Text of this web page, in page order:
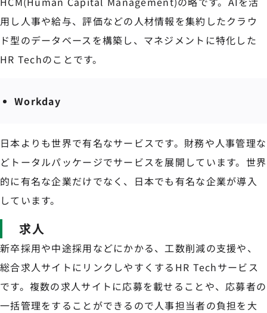
用し人事や給与、評価などの人材情報を集約したクラウ
ド型のデータベースを構築し、マネジメントに特化した
HR Techのことです。
Workday
日本よりも世界で有名なサービスです。財務や人事管理な
どトータルパッケージでサービスを展開しています。世界
的に有名な企業だけでなく、日本でも有名な企業が導入
しています。
求人
新卒採用や中途採用などにかかる、工数削減の支援や、
総合求人サイトにリンクしやすくするHR Techサービス
です。複数の求人サイトに応募を載せることや、応募者の
一括管理をすることができるので人事担当者の負担を大